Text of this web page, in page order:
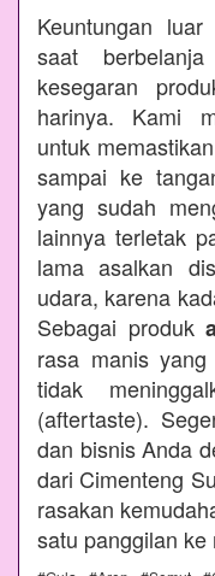
Keuntungan
saat
kesegaran
harinya. Kami
untuk
sampai ke
yang sudah
lainnya terletak
lama asalkan
udara, karena
Sebagai produk
rasa manis
tidak
(aftertaste).
dan bisnis Anda
dari Cimenteng
rasakan
satu panggilan ke